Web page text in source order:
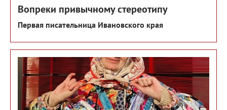
Вопреки привычному стереотипу
Первая писательница Ивановского края